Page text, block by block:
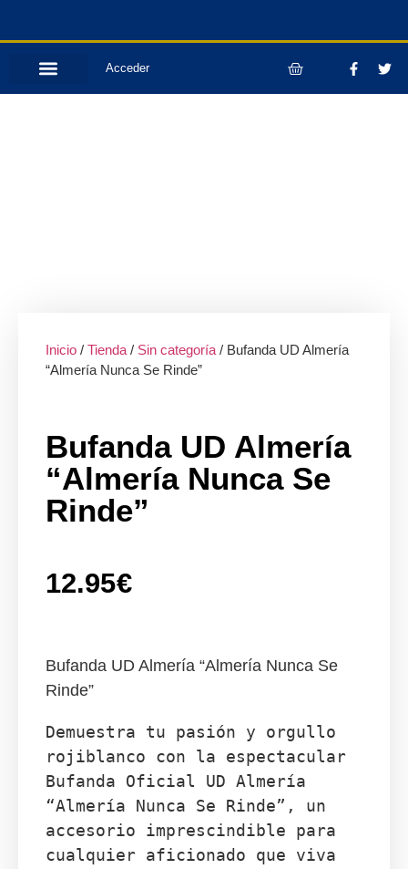
Acceder
Inicio / Tienda / Sin categoría / Bufanda UD Almería
“Almería Nunca Se Rinde”
Bufanda UD Almería
“Almería Nunca Se
Rinde”
12.95€
Bufanda UD Almería “Almería Nunca Se
Rinde”
Demuestra tu pasión y orgullo
rojiblanco con la espectacular
Bufanda Oficial UD Almería
“Almería Nunca Se Rinde”, un
accesorio imprescindible para
cualquier aficionado que viva